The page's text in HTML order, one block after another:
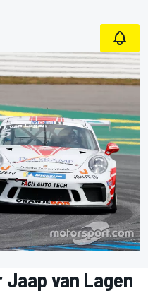
van Lagen